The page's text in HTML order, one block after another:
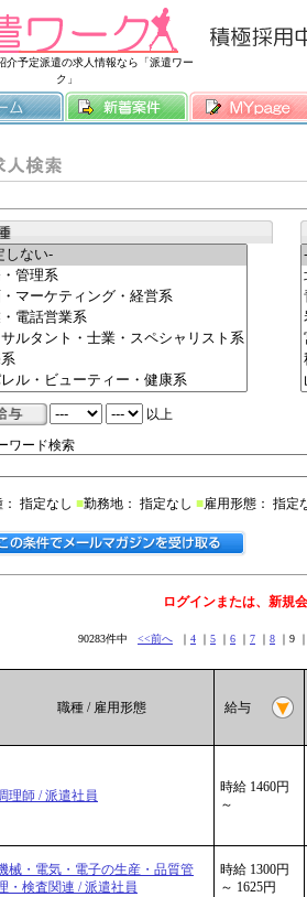
介予定派遣の求人情報なら「派遣ワー
ク」
常時3500件以
以上
ワード検索
指定なし ■勤務地： 指定なし ■雇用形態： 指定
ログインまたは、新規
90283件中 <<前へ ｜ 4 ｜ 5 ｜ 6 ｜ 7 ｜ 8 ｜9
職種 / 雇用形態 給与
理師 / 派遣社員
時給 1460円
～
械・電気・電子の生産・品質管
・検査関連 / 派遣社員
時給 1300円
～ 1625円